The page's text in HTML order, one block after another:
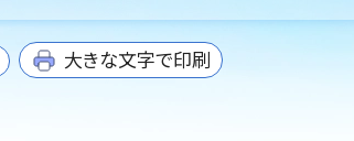
大きな文字で印刷